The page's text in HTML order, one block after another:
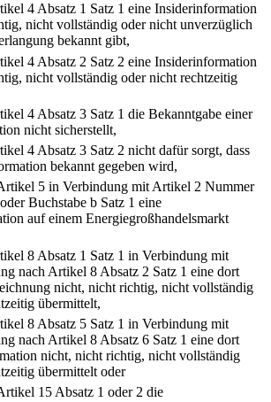
4 Absatz 1 Satz 1 eine Insiderinformation
nicht vollständig oder nicht unverzüglich
bekannt gibt,
4 Absatz 2 Satz 2 eine Insiderinformation
nicht vollständig oder nicht rechtzeitig
4 Absatz 3 Satz 1 die Bekanntgabe einer
nicht sicherstellt,
4 Absatz 3 Satz 2 nicht dafür sorgt, dass
bekannt gegeben wird,
5 in Verbindung mit Artikel 2 Nummer
Buchstabe b Satz 1 eine
auf einem Energiegroßhandelsmarkt
8 Absatz 1 Satz 1 in Verbindung mit
nach Artikel 8 Absatz 2 Satz 1 eine dort
nicht, nicht richtig, nicht vollständig
übermittelt,
8 Absatz 5 Satz 1 in Verbindung mit
nach Artikel 8 Absatz 6 Satz 1 eine dort
nicht, nicht richtig, nicht vollständig
übermittelt oder
15 Absatz 1 oder 2 die